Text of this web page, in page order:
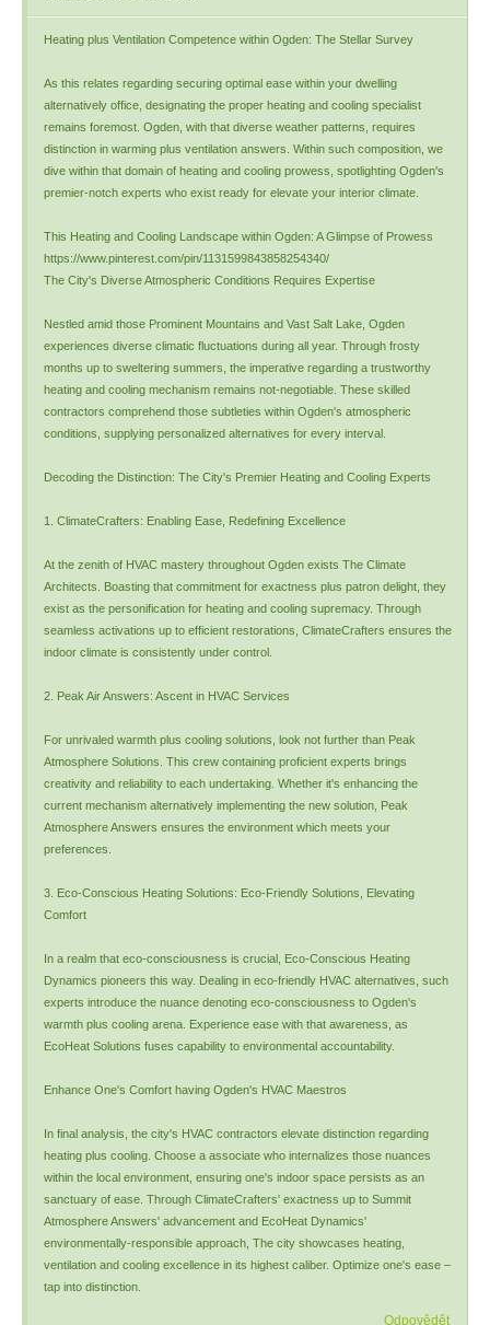
Heating plus Ventilation Competence within Ogden: The Stellar Survey
As this relates regarding securing optimal ease within your dwelling
alternatively office, designating the proper heating and cooling specialist
remains foremost. Ogden, with that diverse weather patterns, requires
distinction in warming plus ventilation answers. Within such composition, we
dive within that domain of heating and cooling prowess, spotlighting Ogden's
premier-notch experts who exist ready for elevate your interior climate.
This Heating and Cooling Landscape within Ogden: A Glimpse of Prowess
https://www.pinterest.com/pin/1131599843858254340/
The City's Diverse Atmospheric Conditions Requires Expertise
Nestled amid those Prominent Mountains and Vast Salt Lake, Ogden
experiences diverse climatic fluctuations during all year. Through frosty
months up to sweltering summers, the imperative regarding a trustworthy
heating and cooling mechanism remains not-negotiable. These skilled
contractors comprehend those subtleties within Ogden's atmospheric
conditions, supplying personalized alternatives for every interval.
Decoding the Distinction: The City's Premier Heating and Cooling Experts
1. ClimateCrafters: Enabling Ease, Redefining Excellence
At the zenith of HVAC mastery throughout Ogden exists The Climate
Architects. Boasting that commitment for exactness plus patron delight, they
exist as the personification for heating and cooling supremacy. Through
seamless activations up to efficient restorations, ClimateCrafters ensures the
indoor climate is consistently under control.
2. Peak Air Answers: Ascent in HVAC Services
For unrivaled warmth plus cooling solutions, look not further than Peak
Atmosphere Solutions. This crew containing proficient experts brings
creativity and reliability to each undertaking. Whether it's enhancing the
current mechanism alternatively implementing the new solution, Peak
Atmosphere Answers ensures the environment which meets your
preferences.
3. Eco-Conscious Heating Solutions: Eco-Friendly Solutions, Elevating
Comfort
In a realm that eco-consciousness is crucial, Eco-Conscious Heating
Dynamics pioneers this way. Dealing in eco-friendly HVAC alternatives, such
experts introduce the nuance denoting eco-consciousness to Ogden's
warmth plus cooling arena. Experience ease with that awareness, as
EcoHeat Solutions fuses capability to environmental accountability.
Enhance One's Comfort having Ogden's HVAC Maestros
In final analysis, the city's HVAC contractors elevate distinction regarding
heating plus cooling. Choose a associate who internalizes those nuances
within the local environment, ensuring one's indoor space persists as an
sanctuary of ease. Through ClimateCrafters' exactness up to Summit
Atmosphere Answers' advancement and EcoHeat Dynamics'
environmentally-responsible approach, The city showcases heating,
ventilation and cooling excellence in its highest caliber. Optimize one's ease –
tap into distinction.
Odpovědět